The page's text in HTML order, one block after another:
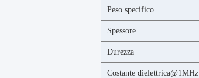
Peso specifico
Spessore
Durezza
Costante dielettrica@1MHz